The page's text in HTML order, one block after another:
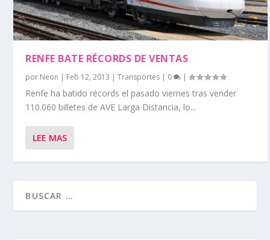
RENFE BATE RÉCORDS DE VENTAS
por Neon | Feb 12, 2013 |Transportes | 0 |
Renfe ha batido récords el pasado viernes tras vender
110.060 billetes de AVE Larga Distancia, lo...
LEE MAS